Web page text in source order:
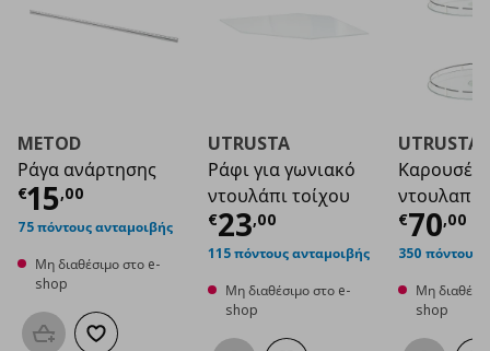
METOD
Ράγα ανάρτησης
€15,00
Τρέχουσα τιμή€ 15,00
75 πόντους ανταμοιβής
Μη διαθέσιμο στο e-
shop
Προσθήκη στο καλάθι
Προσθήκη στα αγαπημένα
UTRUSTA
Ράφι για γωνιακό
ντουλάπι τοίχου
€23,00
Τρέχουσα τιμή€
115 πόντους ανταμοιβής
Μη διαθέσιμο στο e-
shop
UTRUSTA
Καρουσέλ
€70,00
350 πόντους
Μη
shop